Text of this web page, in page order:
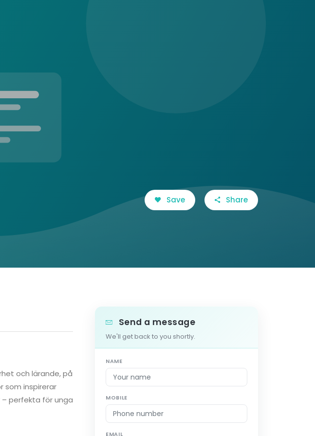
Save Share
och lärande, på
som inspirerar
perfekta för unga
Send a message
We'll get back to you shortly.
NAME
MOBILE
EMAIL